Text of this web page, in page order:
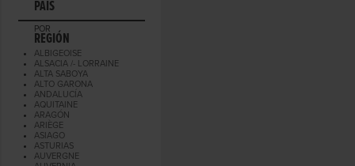
PAIS
POR
REGIÓN
ALBIGEOISE
ALSACIA /- LORRAINE
ALTA SABOYA
ALTO GARONA
ANDALUCÍA
AQUITAINE
ARAGÓN
ARIÈGE
ASIAGO
ASTURIAS
AUVERGNE